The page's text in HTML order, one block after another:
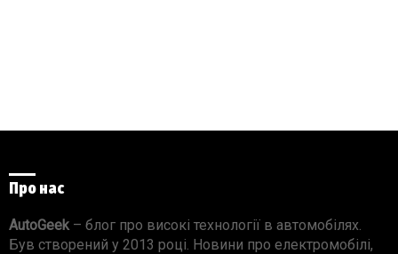
Про нас
AutoGeek– блог про високі технології в автомобілях.
Був створений у 2013 році. Новини про електромобілі,